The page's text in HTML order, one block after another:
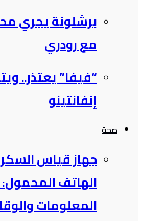
برشلونة يجري
مع رودري
“فيفا” يعتذر..
إنفانتينو
صحة
جهاز قياس
الهاتف
المعلومات